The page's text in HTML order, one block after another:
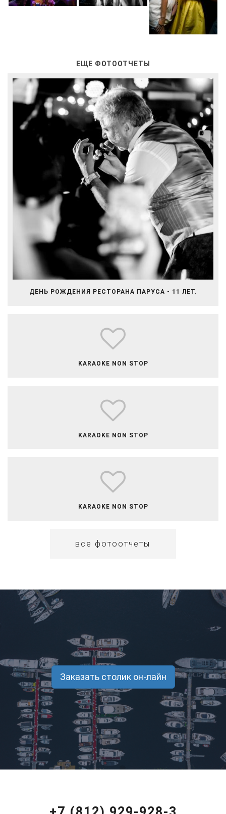
ЕЩЕ ФОТООТЧЕТЫ
ДЕНЬ РОЖДЕНИЯ РЕСТОРАНА ПАРУСА - 11 ЛЕТ.
​​​​​​​​KARAOKE NON STOP
​​​​​​​​​KARAOKE NON STOP
​​KARAOKE NON STOP
все фотоотчеты
Заказать столик он-лайн